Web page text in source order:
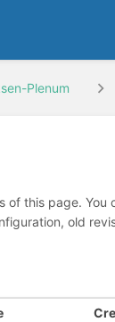
Plenum
of this page.
old